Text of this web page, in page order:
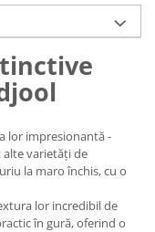
lor impresionantă -
alte varietăți de
la maro închis, cu o
lor incredibil de
în gură, oferind o